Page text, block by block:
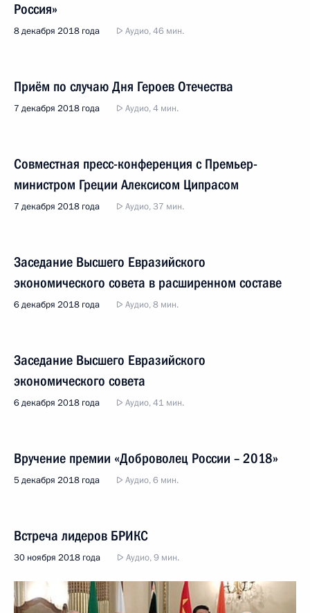
Россия»
8 декабря 2018 года Аудио, 46 мин.
Приём по случаю Дня Героев Отечества
7 декабря 2018 года Аудио, 4 мин.
Совместная пресс-конференция с Премьер-
министром Греции Алексисом Ципрасом
7 декабря 2018 года Аудио, 37 мин.
Заседание Высшего Евразийского
экономического совета в расширенном составе
6 декабря 2018 года Аудио, 8 мин.
Заседание Высшего Евразийского
экономического совета
6 декабря 2018 года Аудио, 41 мин.
Вручение премии «Доброволец России – 2018»
5 декабря 2018 года Аудио, 6 мин.
Встреча лидеров БРИКС
30 ноября 2018 года Аудио, 9 мин.